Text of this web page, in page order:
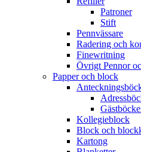
Patroner
Stift
Pennvässare
Radering och
Finewritning
Övrigt Pennor
Papper och block
Kollegieblock
Block och
Kartong